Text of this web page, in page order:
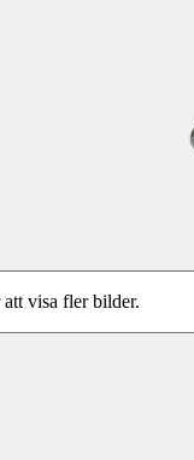
visa fler bilder.